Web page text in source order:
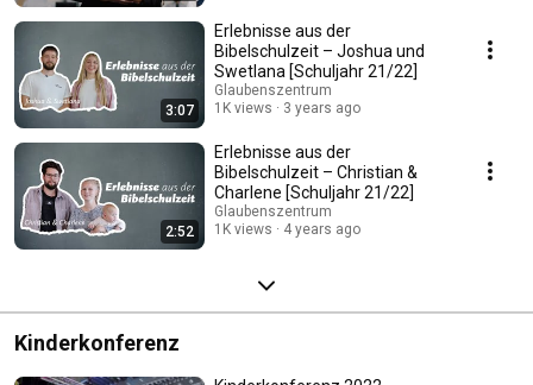
3:07
Erlebnisse aus der
Bibelschulzeit – Joshua und
Swetlana [Schuljahr 21/22]
Glaubenszentrum
1K views
3 years ago
2:52
Erlebnisse aus der
Bibelschulzeit – Christian &
Charlene [Schuljahr 21/22]
Glaubenszentrum
1K views
4 years ago
Kinderkonferenz